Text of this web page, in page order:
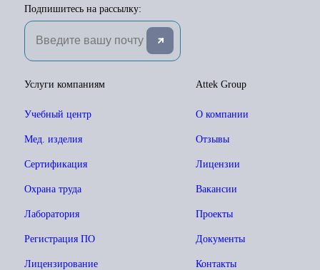
Подпишитесь на рассылку:
Attek Group
О компании
Отзывы
Лицензии
Вакансии
Проекты
Документы
Контакты
Услуги компаниям
Учебный центр
Мед. изделия
Сертификация
Охрана труда
Лаборатория
Регистрация ПО
Лицензирование